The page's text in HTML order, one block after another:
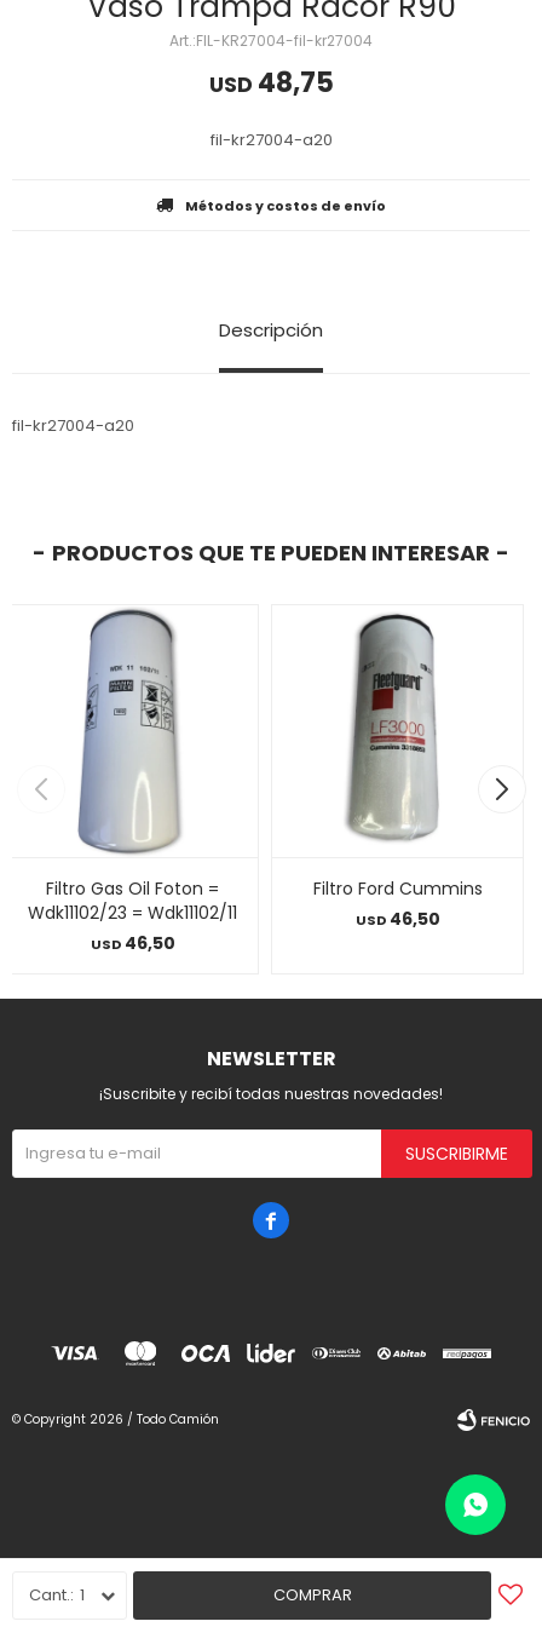
FIL-KR27004-fil-kr27004
USD 48,75
fil-kr27004-a20
1 COMPRAR
Métodos y costos de envío
Descripción
fil-kr27004-a20
PRODUCTOS QUE TE PUEDEN INTERESAR
Filtro Gas Oil Foton =
Wdk11102/23 = Wdk11102/11
USD 46,50
Filtro Ford Cummins
USD 46,50
NEWSLETTER
¡Suscribite y recibí todas nuestras novedades!
SUSCRIBIRME

© Copyright 2026 / Todo Camión
Fenicio